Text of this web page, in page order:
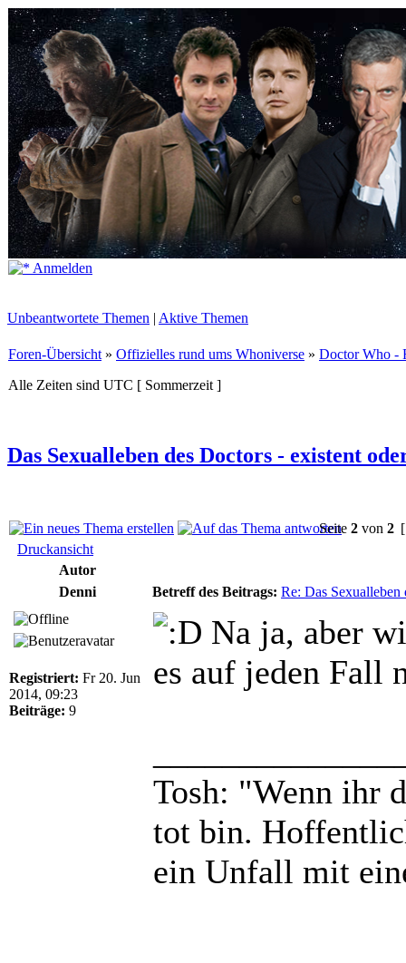
Anmelden
Unbeantwortete Themen | Aktive Themen
Foren-Übersicht » Offizielles rund ums Whoniverse » Doctor Who -
Alle Zeiten sind UTC [ Sommerzeit ]
Das Sexualleben des Doctors - existent
Seite 2 von 2
Druckansicht
Autor
Denni
Betreff des Beitrags: Re: Das
Registriert: Fr 20. Jun
2014, 09:23
Beiträge: 9
Na ja, aber
es auf jeden Fall
Tosh: "Wenn ihr
tot bin.
ein Unfall mit